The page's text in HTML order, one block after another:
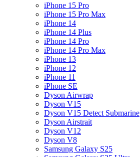
iPhone 15 Pro
iPhone 15 Pro Max
iPhone 14
iPhone 14 Plus
iPhone 14 Pro
iPhone 14 Pro Max
iPhone 13
iPhone 12
iPhone 11
iPhone SE
Dyson Airwrap
Dyson V15
Dyson V15 Detect Submarine
Dyson Airstrait
Dyson V12
Dyson V8
Samsung Galaxy S25